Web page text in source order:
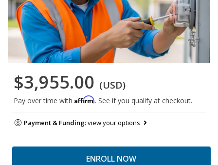
$3,955.00 (USD)
Pay over time with Affirm. See if you qualify at checkout.
Payment & Funding:view your options
ENROLL NOW